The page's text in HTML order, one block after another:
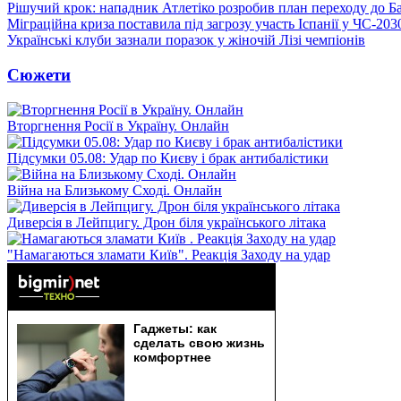
Рішучий крок: нападник Атлетіко розробив план переходу до
Міграційна криза поставила під загрозу участь Іспанії у ЧС-
Українські клуби зазнали поразок у жіночій Лізі чемпіонів
Сюжети
Вторгнення Росії в Україну. Онлайн
Підсумки 05.08: Удар по Києву і брак антибалістики
Війна на Близькому Сході. Онлайн
Диверсія в Лейпцигу. Дрон біля українського літака
"Намагаються зламати Київ". Реакція Заходу на удар